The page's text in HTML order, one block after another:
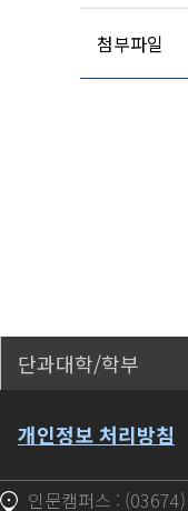
첨부파일
단과대학/학부
개인정보 처리방침
인문캠퍼스 :